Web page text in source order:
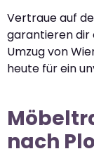
Vertraue auf
garantieren dir
Umzug von
heute für ein
nach